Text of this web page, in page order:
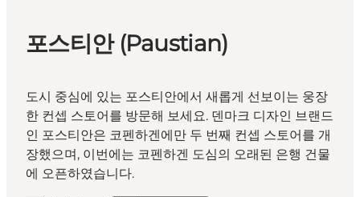
포스티안 (Paustian)
도시 중심에 있는 포스티안에서 새롭게 선보이는 웅장
한 컨셉 스토어를 방문해 보세요. 덴마크 디자인 브랜드
인 포스티안은 코펜하겐에만 두 번째 컨셉 스토어를 개
장했으며, 이번에는 코펜하겐 도심의 오래된 은행 건물
에 오픈하였습니다.